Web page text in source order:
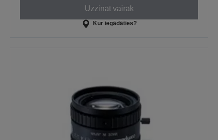
Uzzināt vairāk
Kur iegādāties?